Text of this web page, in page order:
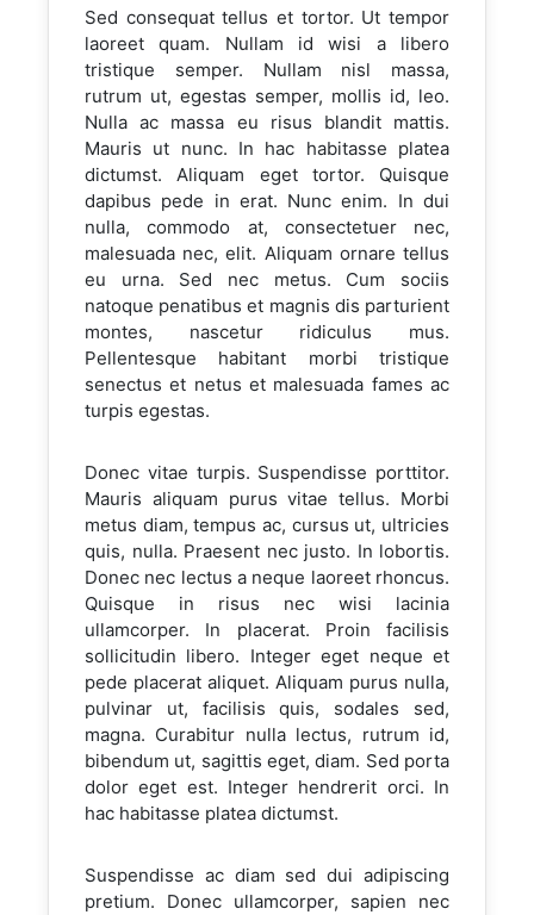
Sed consequat tellus et tortor. Ut tempor
laoreet quam. Nullam id wisi a libero
tristique semper. Nullam nisl massa,
rutrum ut, egestas semper, mollis id, leo.
Nulla ac massa eu risus blandit mattis.
Mauris ut nunc. In hac habitasse platea
dictumst. Aliquam eget tortor. Quisque
dapibus pede in erat. Nunc enim. In dui
nulla, commodo at, consectetuer nec,
malesuada nec, elit. Aliquam ornare tellus
eu urna. Sed nec metus. Cum sociis
natoque penatibus et magnis dis parturient
montes, nascetur ridiculus mus.
Pellentesque habitant morbi tristique
senectus et netus et malesuada fames ac
turpis egestas.
Donec vitae turpis. Suspendisse porttitor.
Mauris aliquam purus vitae tellus. Morbi
metus diam, tempus ac, cursus ut, ultricies
quis, nulla. Praesent nec justo. In lobortis.
Donec nec lectus a neque laoreet rhoncus.
Quisque in risus nec wisi lacinia
ullamcorper. In placerat. Proin facilisis
sollicitudin libero. Integer eget neque et
pede placerat aliquet. Aliquam purus nulla,
pulvinar ut, facilisis quis, sodales sed,
magna. Curabitur nulla lectus, rutrum id,
bibendum ut, sagittis eget, diam. Sed porta
dolor eget est. Integer hendrerit orci. In
hac habitasse platea dictumst.
Suspendisse ac diam sed dui adipiscing
pretium. Donec ullamcorper, sapien nec